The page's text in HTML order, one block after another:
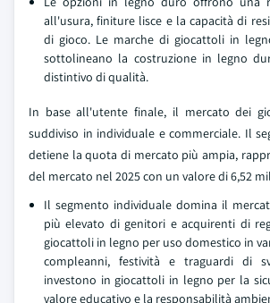
all'usura, finiture lisce e la capacità di
di gioco. Le marche di giocattoli in
sottolineano la costruzione in legno
distintivo di qualità.
In base all'utente finale, il mercato dei
suddiviso in individuale e commerciale. Il
detiene la quota di mercato più ampia,
del mercato nel 2025 con un valore di 6,52
Il segmento individuale domina il
più elevato di genitori e acquirenti di
giocattoli in legno per uso domestico in
compleanni, festività e traguardi di
investono in giocattoli in legno per la
valore educativo e la responsabilità